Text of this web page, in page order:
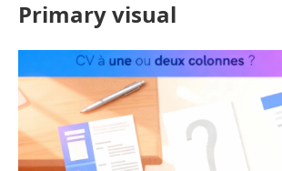
Primary visual